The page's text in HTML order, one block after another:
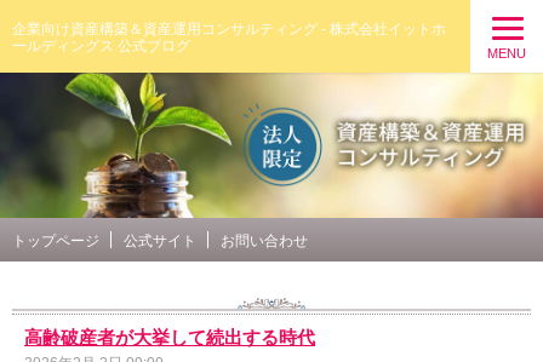
企業向け資産構築＆資産運用コンサルティング - 株式会社イットホ
ールディングス 公式ブログ
MENU
トップページ 公式サイト お問い合わせ
高齢破産者が大挙して続出する時代